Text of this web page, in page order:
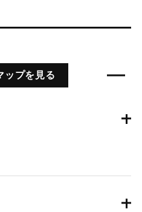
ップを見る